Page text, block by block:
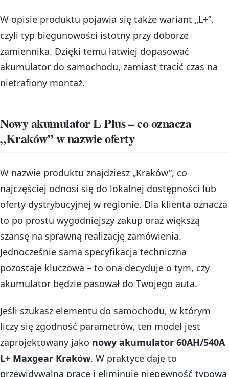
W opisie produktu pojawia się także wariant „L+”,
czyli typ biegunowości istotny przy doborze
zamiennika. Dzięki temu łatwiej dopasować
akumulator do samochodu, zamiast tracić czas na
nietrafiony montaż.
Nowy akumulator L Plus – co oznacza
„Kraków” w nazwie oferty
W nazwie produktu znajdziesz „Kraków”, co
najczęściej odnosi się do lokalnej dostępności lub
oferty dystrybucyjnej w regionie. Dla klienta oznacza
to po prostu wygodniejszy zakup oraz większą
szansę na sprawną realizację zamówienia.
Jednocześnie sama specyfikacja techniczna
pozostaje kluczowa – to ona decyduje o tym, czy
akumulator będzie pasował do Twojego auta.
Jeśli szukasz elementu do samochodu, w którym
liczy się zgodność parametrów, ten model jest
zaprojektowany jako nowy akumulator 60AH/540A
L+ Maxgear Kraków. W praktyce daje to
przewidywalną pracę i eliminuje niepewność typową